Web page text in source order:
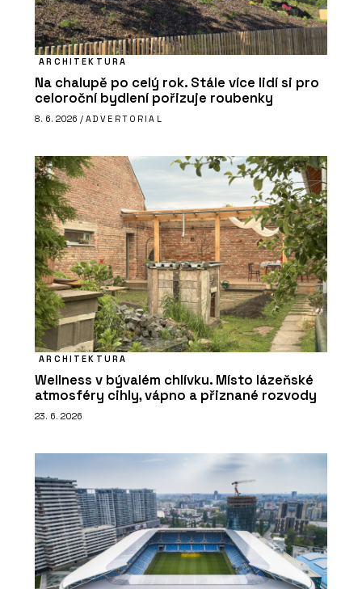
ARCHITEKTURA
Na chalupě po celý rok. Stále více lidí si pro
celoroční bydlení pořizuje roubenky
8. 6. 2026 / ADVERTORIAL
ARCHITEKTURA
Wellness v bývalém chlívku. Místo lázeňské
atmosféry cihly, vápno a přiznané rozvody
23. 6. 2026